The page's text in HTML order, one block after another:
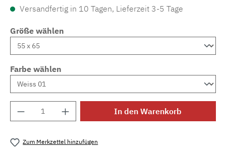
Versandfertig in 10 Tagen, Lieferzeit 3-5 Tage
Größe wählen
Farbe wählen
Produkt Anzahl: Gib den gewünschten
In den Warenkorb
Zum Merkzettel hinzufügen